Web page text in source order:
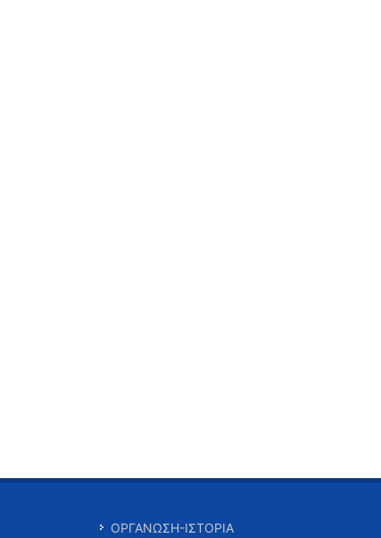
ΟΡΓΑΝΩΣΗ-ΙΣΤΟΡΙΑ